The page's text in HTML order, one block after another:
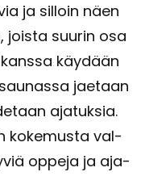
ja sil­loin näen
jois­ta suu­rin osa
käy­dään
jae­taan
aja­tuk­sia.
ko­ke­mus­ta val­
op­pe­ja ja aja­